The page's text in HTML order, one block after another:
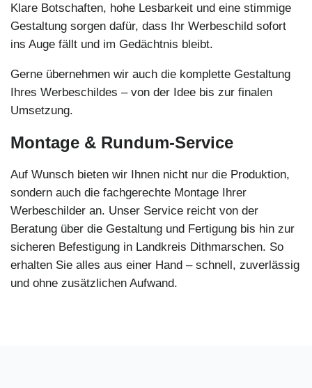
Klare Botschaften, hohe Lesbarkeit und eine stimmige
Gestaltung sorgen dafür, dass Ihr Werbeschild sofort
ins Auge fällt und im Gedächtnis bleibt.
Gerne übernehmen wir auch die komplette Gestaltung
Ihres Werbeschildes – von der Idee bis zur finalen
Umsetzung.
Montage & Rundum-Service
Auf Wunsch bieten wir Ihnen nicht nur die Produktion,
sondern auch die fachgerechte Montage Ihrer
Werbeschilder an. Unser Service reicht von der
Beratung über die Gestaltung und Fertigung bis hin zur
sicheren Befestigung in Landkreis Dithmarschen. So
erhalten Sie alles aus einer Hand – schnell, zuverlässig
und ohne zusätzlichen Aufwand.